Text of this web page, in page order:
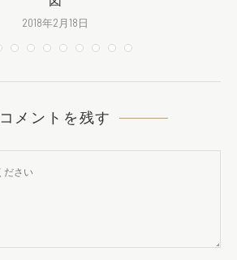
2018年2月18日
コメントを残す